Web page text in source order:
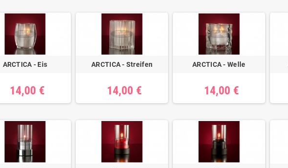
ARCTICA - Eis
14,00 €
ARCTICA - Streifen
14,00 €
ARCTICA - Welle
14,00 €